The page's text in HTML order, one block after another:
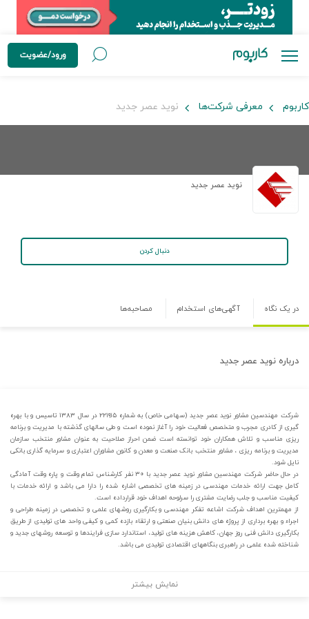
ورود/عضویت
کاربوم معرفی شرکت‌ها نوید عصر جدید
نوید عصر جدید
دنبال کردن
در یک نگاه آگهی‌های استخدام مصاحبه‌ها
درباره نوید عصر جدید
شرکت مهندسین مشاور نوید عصر جدید (سهامی خاص) به شماره ۲۲۱۹۱۵ در سال ۱۳۸۳ تاسیس و با بهره
گیری از کادری مجرب و متخصص فعالیت خود را آغاز نموده است و طی سالهای گذشته با مدیریت و برنامه
ریزی مناسب و تلاش همکاران خود توانسته است ضمن احراز صلاحیت به عنوان مشاور منتخب سازمان
مدیریت و برنامه ریزی ، مشاور منتخب بانک صنعت و معدن و کانون مشاوران اعتباری و سرمایه گذاری بانکی
نایل شود.
در حال حاضر شرکت مهندسین مشاور نوید عصر جدید با ۳۰ نفر کارشناس تمام وقت و پاره وقت آمادگی
کامل جهت ارائه خدمات مهندسی در زمینه های تخصصی اشاره شده را دارا می باشد و ارائه خدمات با
کیفیت مناسب و جلب رضایت مشتری را سرلوحه اهداف خود قرارداده است.
از مهمترین اهداف شرکت اشاعه تفکر مهندسی و بکارگیری روشهای علمی و تخصصی در زمینه طراحی و
اجراء و بهره برداری از پروژه های دانش بنیان صنعتی و ارتقاء بازده کمی و کیفی واحد های تولیدی از طریق
بکارگیری دانش فنی روز جهان، کاهش هزینه های تولید، استاندارد سازی فرایندها و توسعه روشهای جدید و
شناخته شده علمی در راهبری بنگاههای اقتصادی تولیدی می باشد.
نمایش بیشتر